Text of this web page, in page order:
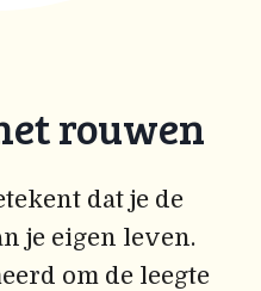
rouwen
dat je de
je eigen leven.
om de leegte